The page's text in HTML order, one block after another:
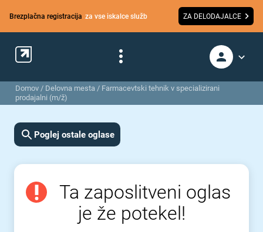
Brezplačna registracija za vse iskalce služb ZA DELODAJALCE
Domov / Delovna mesta / Farmacevtski tehnik v specializirani
prodajalni (m/ž)
Poglej ostale oglase
Ta zaposlitveni oglas
je že potekel!